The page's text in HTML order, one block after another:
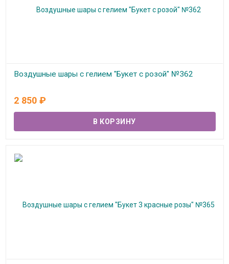
Воздушные шары с гелием "Букет с розой" №362
2 850 ₽